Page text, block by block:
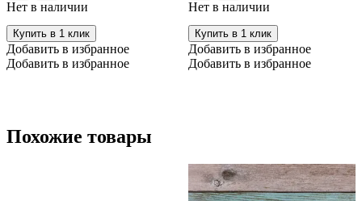
Нет в наличии
Купить в 1 клик
Добавить в избранное
Добавить в избранное
Нет в наличии
Купить в 1 клик
Добавить в избранное
Добавить в избранное
Похожие товары